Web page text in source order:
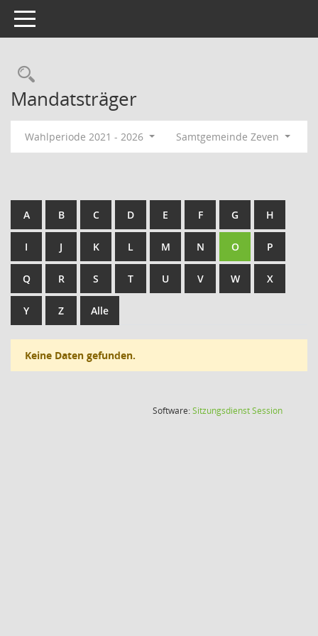
Toggle navigation
Rechercheauswahl
Mandatsträger
Wahlperiode 2021 - 2026 Samtgemeinde Zeven
A B C D E F G H
I J K L M N O P
Q R S T U V W X
Y Z Alle
Keine Daten gefunden.
Software:SitzungsdienstSession(Wird in